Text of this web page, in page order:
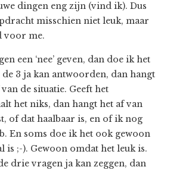
dingen eng zijn (vind ik). Dus
misschien niet leuk, maar
voor me.
een ‘nee’ geven, dan doe ik het
de 3 ja kan antwoorden, dan hangt
de situatie. Geeft het
het niks, dan hangt het af van
of dat haalbaar is, en of ik nog
En soms doe ik het ook gewoon
is ;-). Gewoon omdat het leuk is.
drie vragen ja kan zeggen, dan